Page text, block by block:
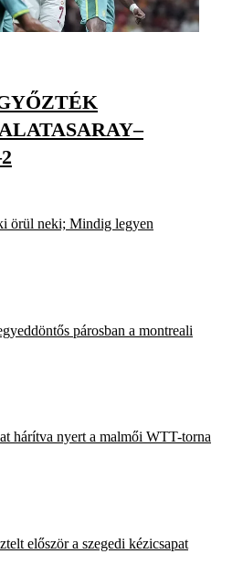
örül neki; Mindig legyen
párosban a montreali
hárítva nyert a malmői WTT-torna
először a szegedi kézicsapat